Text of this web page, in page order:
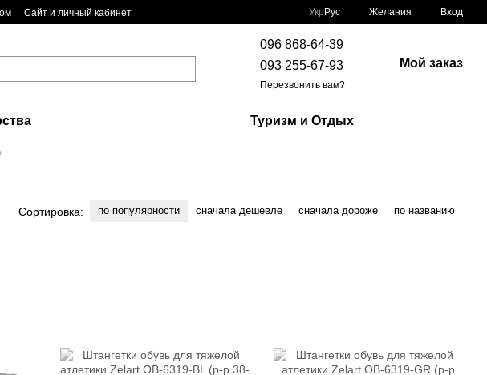
Сайт и личный кабинет Укр Рус Желания Вход
096 868-64-39
093 255-67-93
Перезвонить вам?
Мой заказ
Туризм и Отдых
Сортировка: по популярности сначала дешевле сначала дороже по названию